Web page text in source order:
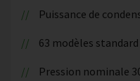
Puissance de
63 modèles standard
Pression nominale